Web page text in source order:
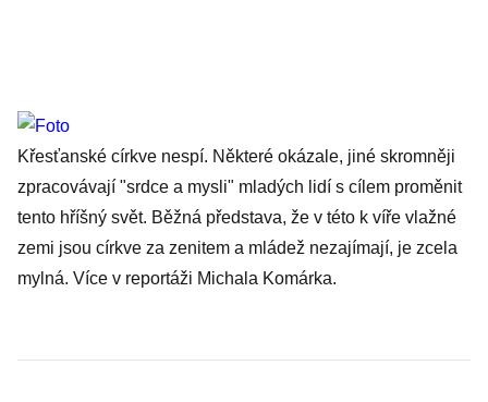
Křesťanské církve nespí. Některé okázale, jiné skromněji
zpracovávají "srdce a mysli" mladých lidí s cílem proměnit
tento hříšný svět. Běžná představa, že v této k víře vlažné
zemi jsou církve za zenitem a mládež nezajímají, je zcela
mylná. Více v reportáži Michala Komárka.